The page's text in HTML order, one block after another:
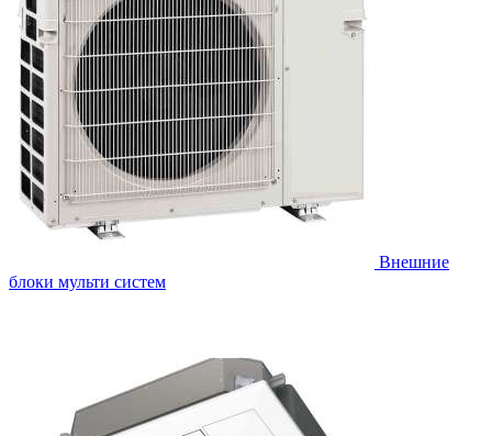
Внешние
блоки мульти систем